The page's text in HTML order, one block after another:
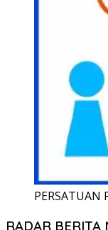
PERSATUAN
RADAR BERITA